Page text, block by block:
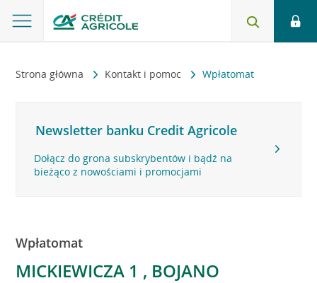
Strona główna Kontakt i pomoc Wpłatomat
Newsletter banku Credit Agricole
Dołącz do grona subskrybentów i bądź na
bieżąco z nowościami i promocjami
Wpłatomat
MICKIEWICZA 1 , BOJANO